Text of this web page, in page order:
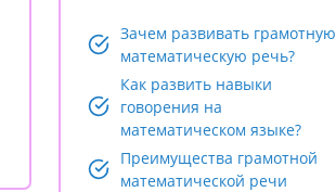
Зачем развивать грамотную
математическую речь?
Как развить навыки
говорения на
математическом языке?
Преимущества грамотной
математической речи